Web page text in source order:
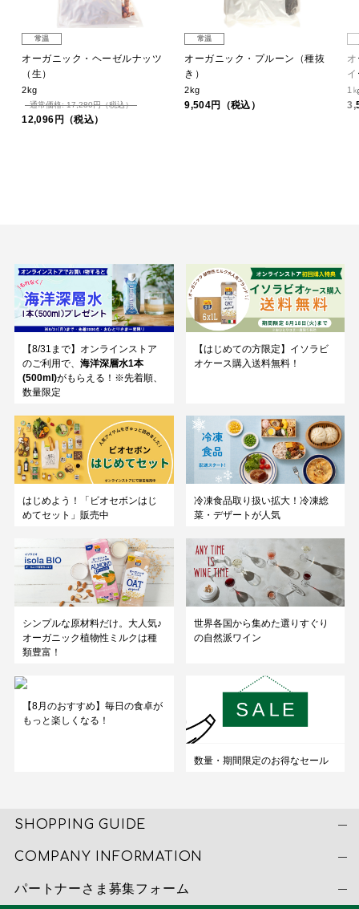
常温
オーガニック・ヘーゼルナッツ
（生）
2kg
通常価格: 17,280円（税込）
12,096円（税込）
常温
オーガニック・プルーン（種抜
き）
2kg
9,504円（税込）
1
【8/31まで】オンラインストア
のご利用で、 海洋深層水1本
(500ml)がもらえる！※先着順、
数量限定
【はじめての方限定】イソラビ
オケース購入送料無料！
はじめよう！「ビオセボンはじ
めてセット」販売中
冷凍食品取り扱い拡大！冷凍総
菜・デザートが人気
シンプルな原材料だけ。大人気♪
オーガニック植物性ミルクは種
類豊富！
世界各国から集めた選りすぐり
の自然派ワイン
【8月のおすすめ】毎日の食卓が
もっと楽しくなる！
数量・期間限定のお得なセール
SHOPPING GUIDE
COMPANY INFORMATION
パートナーさま募集フォーム